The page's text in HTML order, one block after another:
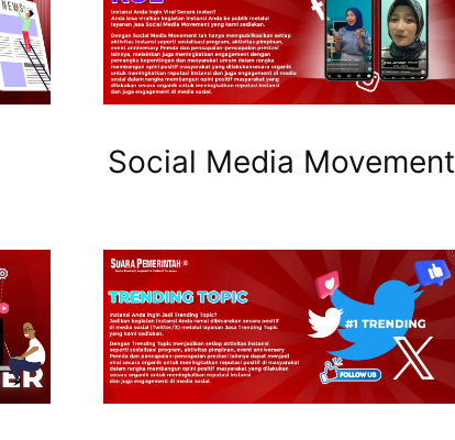
Social Media Movement